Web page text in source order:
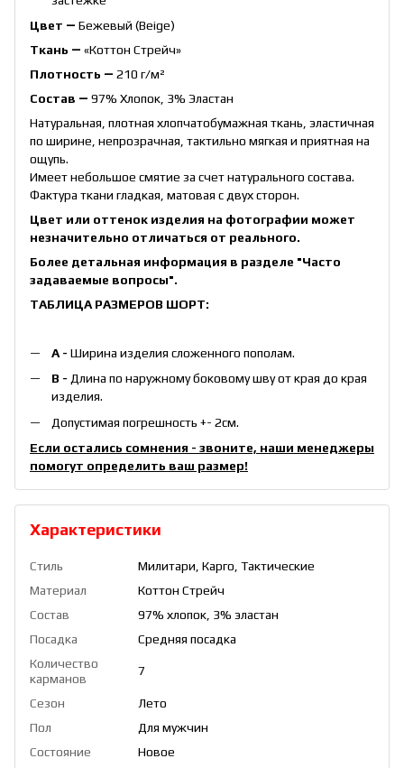
Цвет ― Бежевый (Beige)
Ткань ― «Коттон Стрейч»
Плотность ― 210 г/м²
Состав ― 97% Хлопок, 3% Эластан
Натуральная, плотная хлопчатобумажная ткань, эластичная
по ширине, непрозрачная, тактильно мягкая и приятная на
ощупь.
Имеет небольшое смятие за счет натурального состава.
Фактура ткани гладкая, матовая с двух сторон.
Цвет или оттенок изделия на фотографии может
незначительно отличаться от реального.
Более детальная информация в разделе "Часто
задаваемые вопросы".
ТАБЛИЦА РАЗМЕРОВ ШОРТ:
А - Ширина изделия сложенного пополам.
B - Длина по наружному боковому шву от края до края
изделия.
Допустимая погрешность +- 2см.
Если остались сомнения - звоните, наши менеджеры
помогут определить ваш размер!
Характеристики
Стиль
Милитари, Карго, Тактические
Материал
Коттон Стрейч
Состав
97% хлопок, 3% эластан
Посадка
Средняя посадка
Количество
карманов
7
Сезон
Лето
Пол
Для мужчин
Состояние
Новое